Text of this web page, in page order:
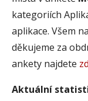
kategoriích
aplikace. Všem
děkujeme za
ankety najdete
Aktuální